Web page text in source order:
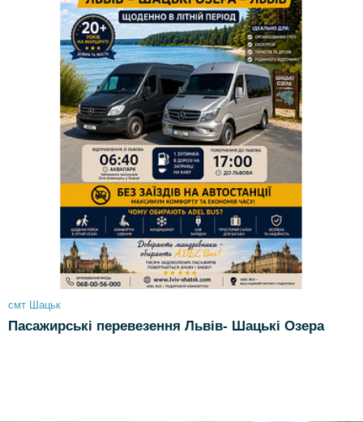
смт Шацьк
Пасажирські перевезення Львів- Шацькі Озера